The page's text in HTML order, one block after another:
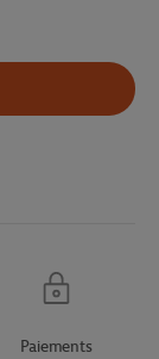
Paiements